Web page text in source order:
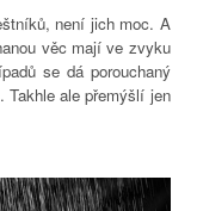
není jich moc. A
věc mají ve zvyku
se dá porouchaný
Takhle ale přemýšlí jen